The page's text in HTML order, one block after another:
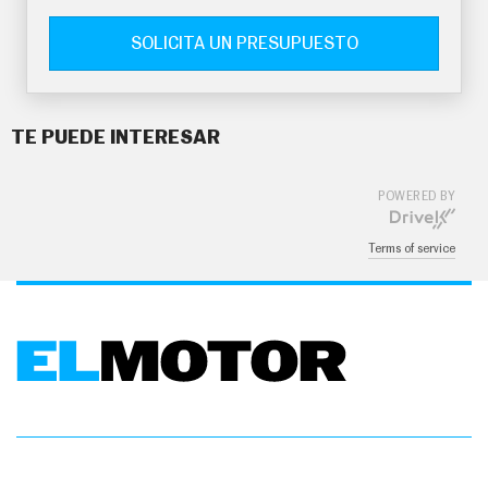
SOLICITA UN PRESUPUESTO
TE PUEDE INTERESAR
POWERED BY
Terms of service